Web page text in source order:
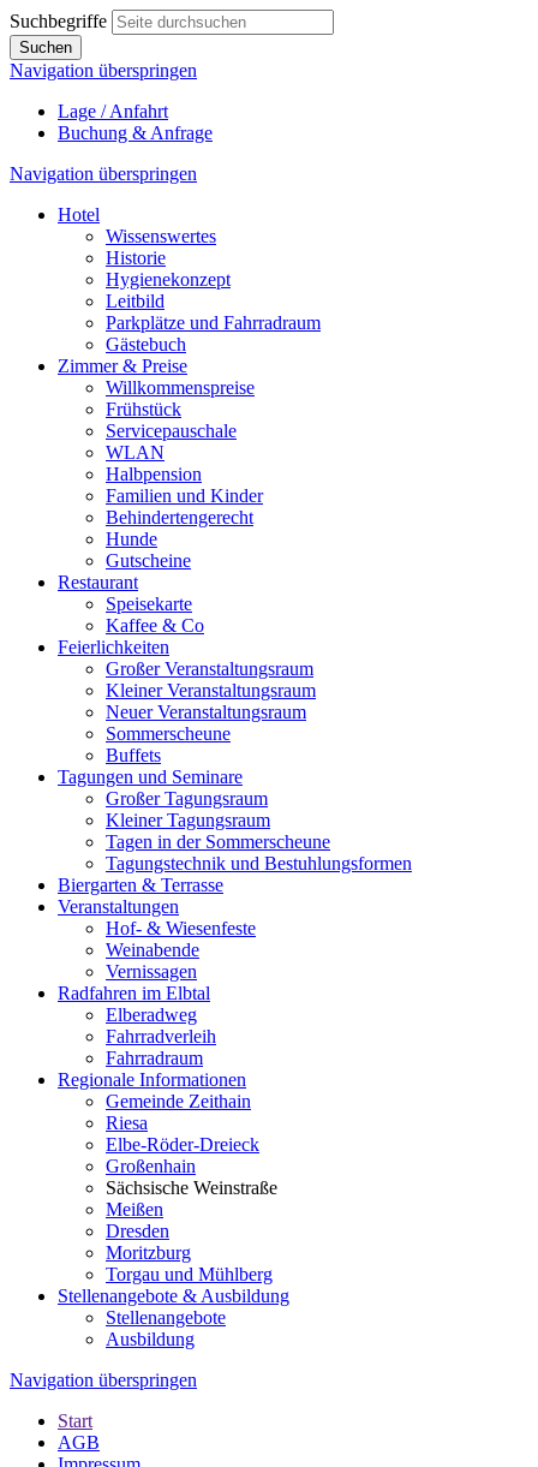
Suchbegriffe
Suchen
Navigation überspringen
Lage / Anfahrt
Buchung & Anfrage
Navigation überspringen
Hotel
Wissenswertes
Historie
Hygienekonzept
Leitbild
Parkplätze und Fahrradraum
Gästebuch
Zimmer & Preise
Willkommenspreise
Frühstück
Servicepauschale
WLAN
Halbpension
Familien und Kinder
Behindertengerecht
Hunde
Gutscheine
Restaurant
Speisekarte
Kaffee & Co
Feierlichkeiten
Großer Veranstaltungsraum
Kleiner Veranstaltungsraum
Neuer Veranstaltungsraum
Sommerscheune
Buffets
Tagungen und Seminare
Großer Tagungsraum
Kleiner Tagungsraum
Tagen in der Sommerscheune
Tagungstechnik und Bestuhlungsformen
Biergarten & Terrasse
Veranstaltungen
Hof- & Wiesenfeste
Weinabende
Vernissagen
Radfahren im Elbtal
Elberadweg
Fahrradverleih
Fahrradraum
Regionale Informationen
Gemeinde Zeithain
Riesa
Elbe-Röder-Dreieck
Großenhain
Sächsische Weinstraße
Meißen
Dresden
Moritzburg
Torgau und Mühlberg
Stellenangebote & Ausbildung
Stellenangebote
Ausbildung
Navigation überspringen
Start
AGB